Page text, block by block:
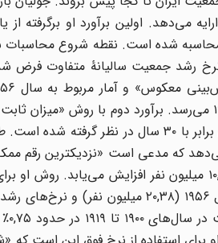
از جمعیت ایران در دورۀ ۱۹۰۰ تا ۱۹۶۶ ارایه می‌دهد.
سه‌گانه، به رقم ۱۰,۹۴ میلیون در سال ۱۹۱۱ می‌رسد.
میلیون نفر است که در سال ۱۹۱۴ به ۱۰,۸۹ میلیون
او از ارقام «تعدیل شدۀ» سرشماری سال